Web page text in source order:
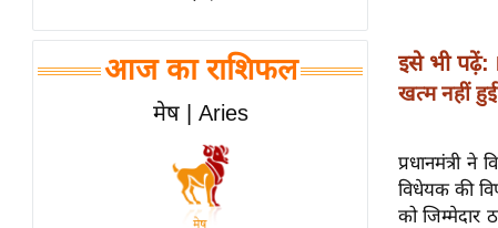
चाय पर
समीक्षा
आज का राशिफल
मेष | Aries
इसे भी पढ़ें:
खत्म नहीं
प्रधानमंत्री
विधेयक की
को जिम्मेदार